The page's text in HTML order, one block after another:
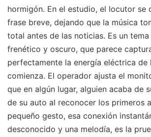
hormigón. En el estudio, el locutor se
frase breve, dejando que la música
total antes de las noticias. Es un tema
frenético y oscuro, que parece
perfectamente la energía eléctrica de
comienza. El operador ajusta el
que en algún lugar, alguien acaba de
de su auto al reconocer los primeros
pequeño gesto, esa conexión
desconocido y una melodía, es la